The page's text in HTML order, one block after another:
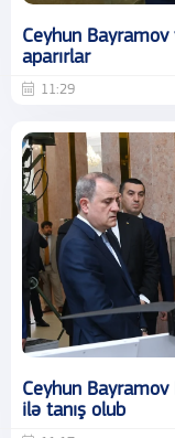
Ceyhun Bayramov
aparırlar
11:29
Ceyhun Bayramov
ilə tanış olub